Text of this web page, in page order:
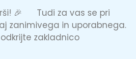
🎉 Tudi za vas se pri
zanimivega in uporabnega.
zakladnico